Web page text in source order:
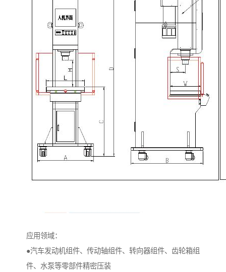
应用领域：
●汽车发动机组件、传动轴组件、转向器组件、齿轮箱组
件、水泵等零部件精密压装